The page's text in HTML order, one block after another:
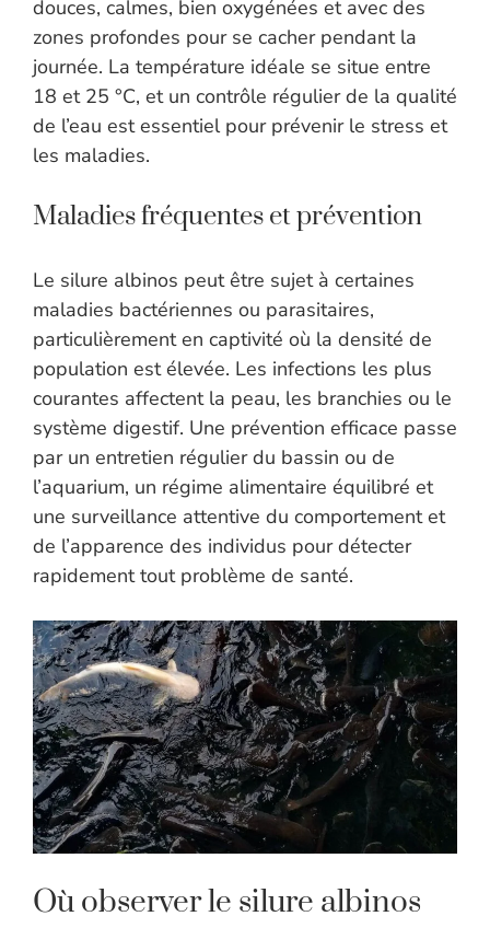
douces, calmes, bien oxygénées et avec des
zones profondes pour se cacher pendant la
journée. La température idéale se situe entre
18 et 25 °C, et un contrôle régulier de la qualité
de l’eau est essentiel pour prévenir le stress et
les maladies.
Maladies fréquentes et prévention
Le silure albinos peut être sujet à certaines
maladies bactériennes ou parasitaires,
particulièrement en captivité où la densité de
population est élevée. Les infections les plus
courantes affectent la peau, les branchies ou le
système digestif. Une prévention efficace passe
par un entretien régulier du bassin ou de
l’aquarium, un régime alimentaire équilibré et
une surveillance attentive du comportement et
de l’apparence des individus pour détecter
rapidement tout problème de santé.
Où observer le silure albinos